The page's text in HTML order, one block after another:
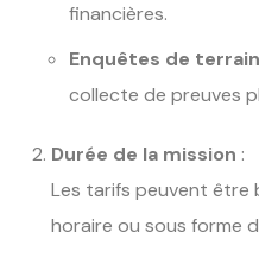
financières.
Enquêtes de terrain
collecte de preuves
Durée de la mission :
Les tarifs peuvent être
horaire ou sous forme